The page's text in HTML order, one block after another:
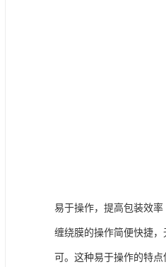
易于操作，提高包装效率
缠绕膜的操作简便快捷
可。这种易于操作的特